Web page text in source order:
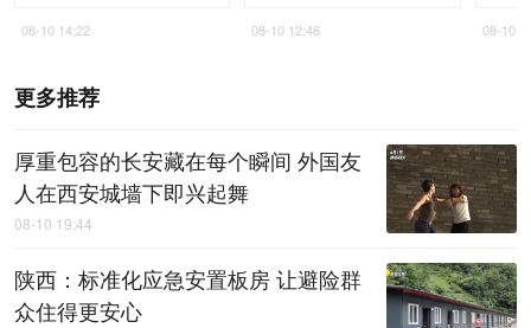
08-10 14:22 08-10 12:46 08-10
更多推荐
厚重包容的长安藏在每个瞬间 外国友
人在西安城墙下即兴起舞
08-10 19:44
陕西：标准化应急安置板房 让避险群
众住得更安心